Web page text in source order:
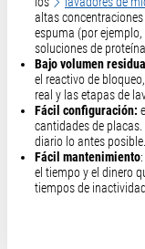
altas
espuma (por
soluciones de
Bajo volumen
el reactivo de
real y las etapas de
Fácil configuración:
cantidades de
diario lo antes posible.
Fácil mantenimiento
el tiempo y el dinero
tiempos de